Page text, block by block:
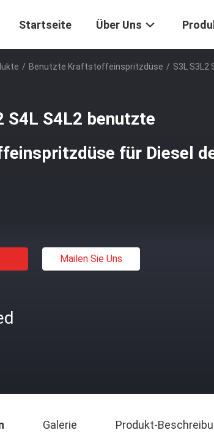
Startseite Über Uns
/ Benutzte Kraftstoffeinspritzdüse / S3L
S4L S4L2 benutzte
für Diesel
Mailen Sie Uns
Galerie Produkt-